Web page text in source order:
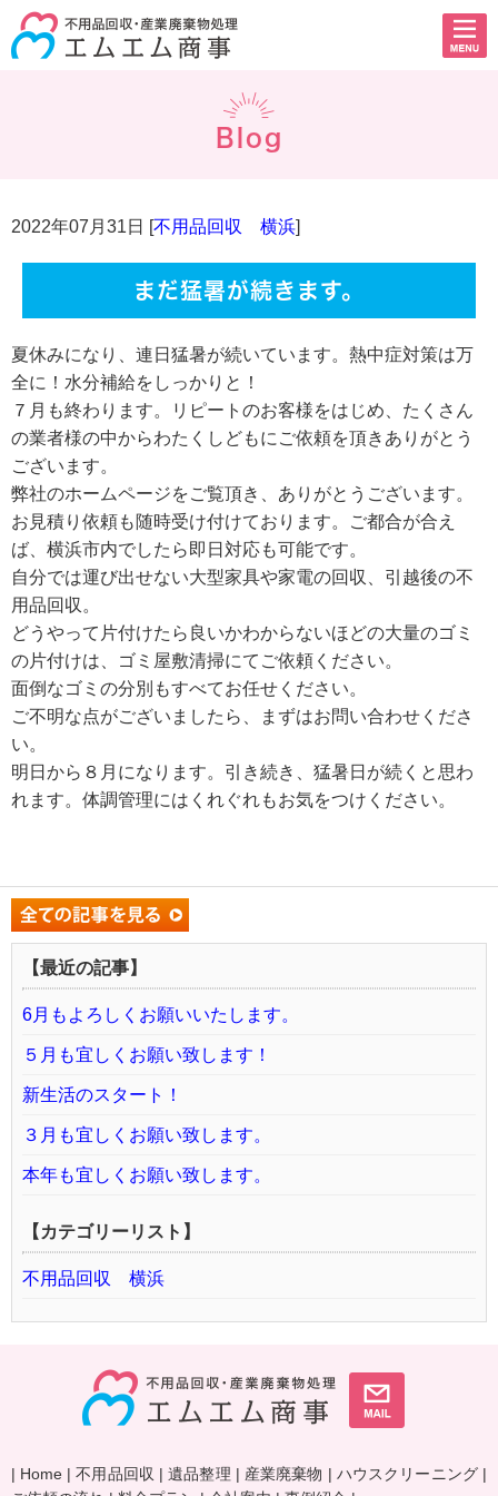
Blog
2022年07月31日 [不用品回収 横浜]
まだ猛暑が続きます。
夏休みになり、連日猛暑が続いています。熱中症対策は万
全に！水分補給をしっかりと！
７月も終わります。リピートのお客様をはじめ、たくさん
の業者様の中からわたくしどもにご依頼を頂きありがとう
ございます。
弊社のホームページをご覧頂き、ありがとうございます。
お見積り依頼も随時受け付けております。ご都合が合え
ば、横浜市内でしたら即日対応も可能です。
自分では運び出せない大型家具や家電の回収、引越後の不
用品回収。
どうやって片付けたら良いかわからないほどの大量のゴミ
の片付けは、ゴミ屋敷清掃にてご依頼ください。
面倒なゴミの分別もすべてお任せください。
ご不明な点がございましたら、まずはお問い合わせくださ
い。
明日から８月になります。引き続き、猛暑日が続くと思わ
れます。体調管理にはくれぐれもお気をつけください。
【最近の記事】
6月もよろしくお願いいたします。
５月も宜しくお願い致します！
新生活のスタート！
３月も宜しくお願い致します。
本年も宜しくお願い致します。
【カテゴリーリスト】
不用品回収 横浜
| Home |不用品回収 |遺品整理 | 産業廃棄物 | ハウスクリーニング|